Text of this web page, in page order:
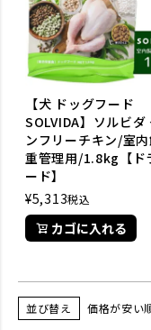
【犬 ドッグフード
SOLVIDA】ソルビダ
ンフリーチキン/室
重管理用/1.8kg【ド
ード】
¥5,313税込
カゴに入れる
並び替え 価格が安い